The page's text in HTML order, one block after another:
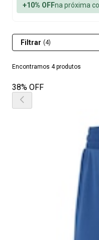
+10% OFFna próxima
Encontramos 4 produtos
Filtrar (4)
38% OFF